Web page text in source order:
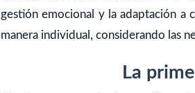
gestión emocional y la adaptación a
manera individual, considerando las
La